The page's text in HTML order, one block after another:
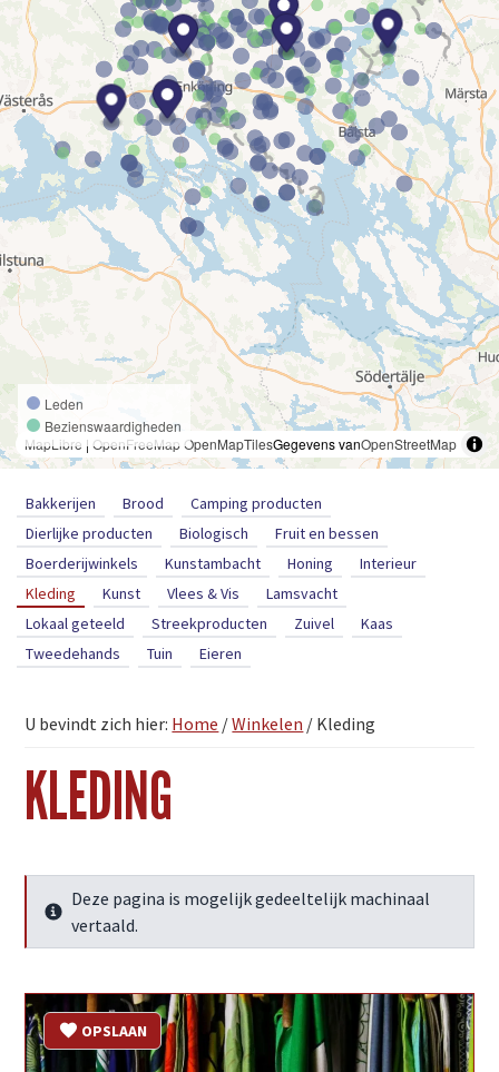
Leden
Bezienswaardigheden
MapLibre | OpenFreeMapOpenMapTilesGegevens vanOpenStreetMap
Bakkerijen Brood
Camping producten
Dierlijke producten
Biologisch
Fruit en bessen
Boerderijwinkels
Kunstambacht Honing
Interieur
Kleding
Kunst Vlees & Vis
Lamsvacht
Lokaal geteeld
Streekproducten Zuivel
Kaas
Tweedehands
Tuin Eieren
U bevindt zich hier: Home /Winkelen / Kleding
KLEDING
Meer info
Deze pagina is mogelijk gedeeltelijk machinaal
vertaald.
OPSLAAN